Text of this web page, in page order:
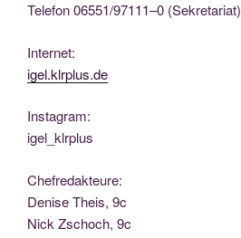
Tele­fon 06551/97111–0 (Sekre­ta­ri­at)
Inter­net:
igel.klrplus.de
Insta­gram:
igel_klrplus
Chef­re­dak­teu­re:
Deni­se Theis, 9c
Nick Zscho­ch, 9c